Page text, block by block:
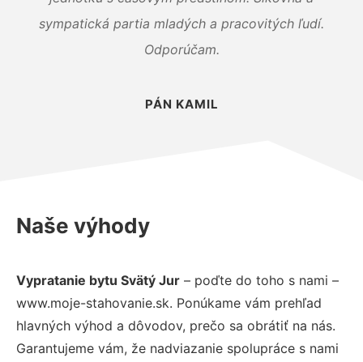
sympatická partia mladých a pracovitých ľudí.
Odporúčam.
PÁN KAMIL
Naše výhody
Vypratanie bytu Svätý Jur – poďte do toho s nami –
www.moje-stahovanie.sk. Ponúkame vám prehľad
hlavných výhod a dôvodov, prečo sa obrátiť na nás.
Garantujeme vám, že nadviazanie spolupráce s nami